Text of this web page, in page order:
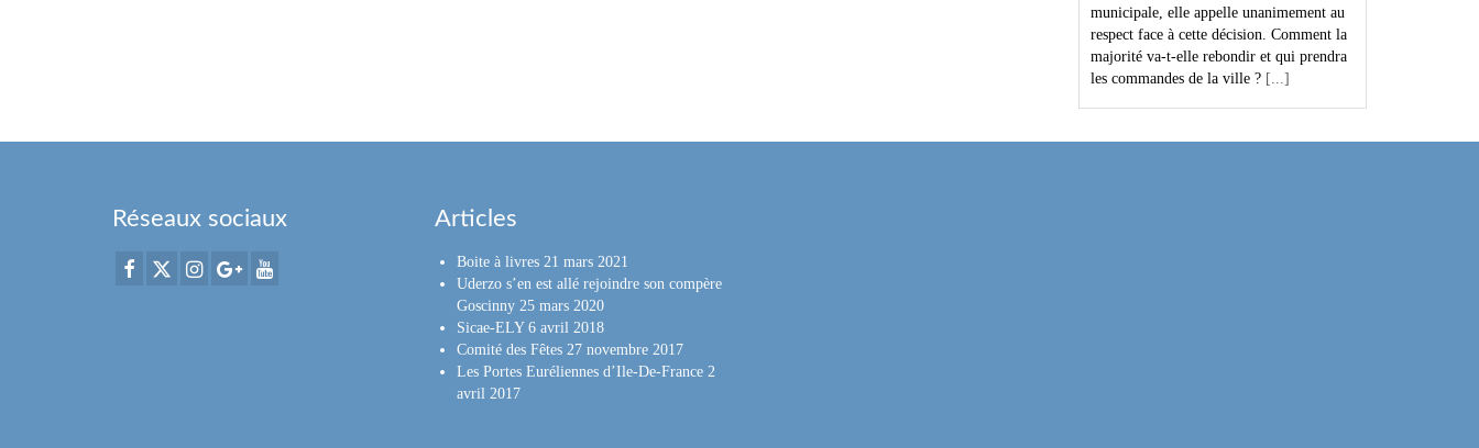
municipale, elle appelle unanimement au
respect face à cette décision. Comment la
majorité va-t-elle rebondir et qui prendra
les commandes de la ville ? [...]
Réseaux sociaux Articles
Boite à livres 21 mars 2021
Uderzo s’en est allé rejoindre son compère
Goscinny 25 mars 2020
Sicae-ELY 6 avril 2018
Comité des Fêtes 27 novembre 2017
Les Portes Euréliennes d’Ile-De-France 2
avril 2017